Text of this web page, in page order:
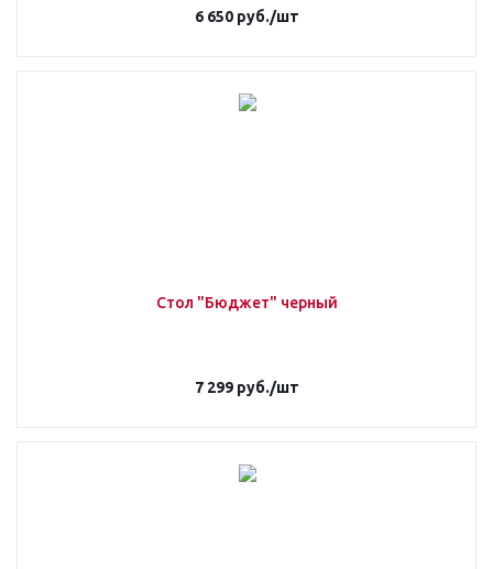
6 650 руб./шт
Стол "Бюджет" черный
7 299 руб./шт